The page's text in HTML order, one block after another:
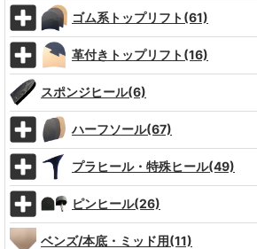
ゴム系トップリフト(61)
革付きトップリフト(16)
スポンジヒール(6)
ハーフソール(67)
プラヒール・特殊ヒール(49)
ピンヒール(26)
ベンズ/本底・ミッド用(11)